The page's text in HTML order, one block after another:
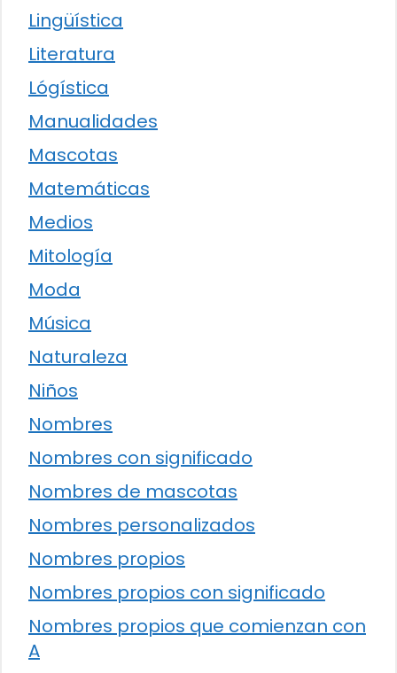
Lingüística
Literatura
Lógística
Manualidades
Mascotas
Matemáticas
Medios
Mitología
Moda
Música
Naturaleza
Niños
Nombres
Nombres con significado
Nombres de mascotas
Nombres personalizados
Nombres propios
Nombres propios con significado
Nombres propios que comienzan con
A